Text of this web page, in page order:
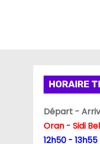
HORAIRE
Départ -
Oran - Sidi
12h50 -